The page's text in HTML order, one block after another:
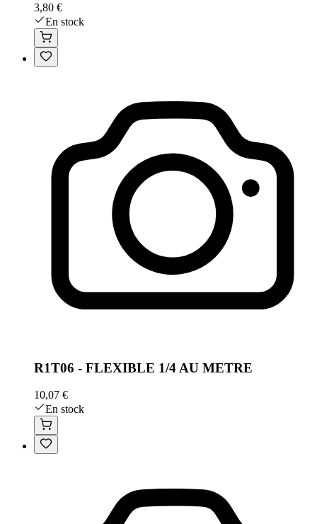
3,80 €
En stock
R1T06 - FLEXIBLE 1/4 AU METRE
10,07 €
En stock